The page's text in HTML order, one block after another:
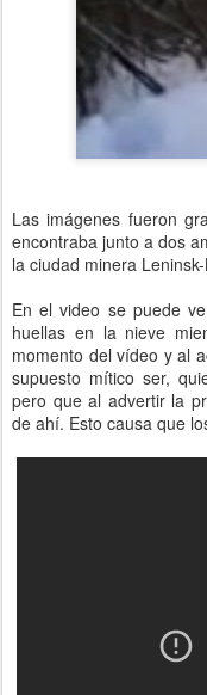
Las imágenes fueron
encontraba junto a dos
la ciudad minera
En el video se puede
huellas en la nieve
momento del vídeo y al
supuesto mítico ser,
pero que al advertir la
de ahí. Esto causa que